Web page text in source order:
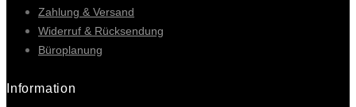
Zahlung & Versand
Widerruf & Rücksendung
Büroplanung
Information